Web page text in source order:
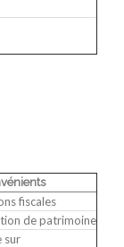
fiscales
de patrimoine
sur